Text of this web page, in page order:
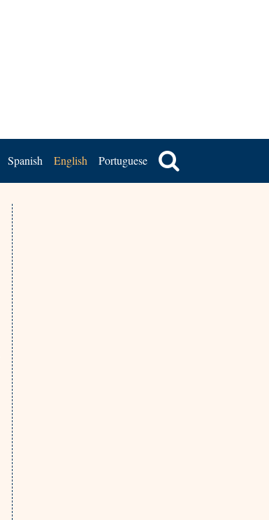
Spanish English Portuguese